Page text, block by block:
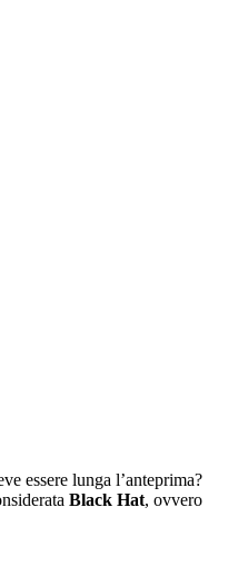
essere lunga l’anteprima?
Black Hat, ovvero